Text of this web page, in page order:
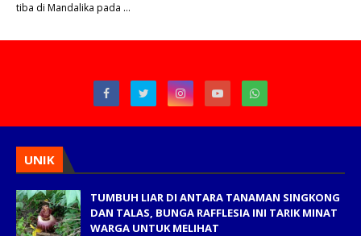
tiba di Mandalika pada …
UNIK
TUMBUH LIAR DI ANTARA TANAMAN SINGKONG
DAN TALAS, BUNGA RAFFLESIA INI TARIK MINAT
WARGA UNTUK MELIHAT